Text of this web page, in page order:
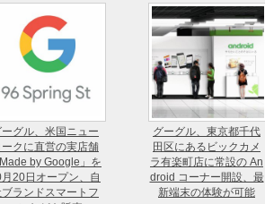
ーグル、米国ニュー
ークに直営の実店舗
Made by Google」を
月20日オープン、自
ランドスマートフ
グーグル、東京都千代
田区にあるビックカメ
ラ有楽町店に常設の An
droid コーナー開設、最
新端末の体験が可能